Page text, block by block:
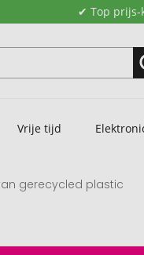
✔ Top
Vrije tijd
gerecycled plastic